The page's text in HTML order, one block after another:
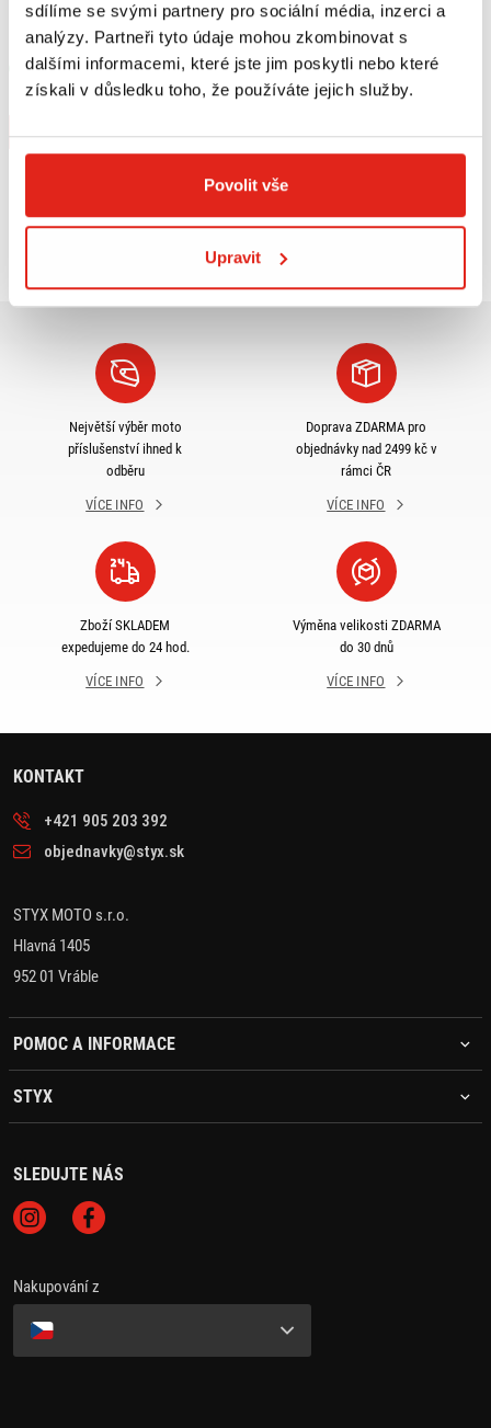
sdílíme se svými partnery pro sociální média, inzerci a
analýzy. Partneři tyto údaje mohou zkombinovat s
dalšími informacemi, které jste jim poskytli nebo které
získali v důsledku toho, že používáte jejich služby.
Povolit vše
Upravit
1 209 Kč s DPH
DÁRKOVÁ KARTA V HODNOTĚ 50 €
Skladem
V 4 prodejnách
Koupit
2 419 Kč s DPH
DÁRKOVÁ KARTA V HODNOTĚ 100 €
Skladem
V 4 prodejnách
Koupit
Prohlédli jste si6z6produktů
Největší výběr moto
příslušenství ihned k
odběru
VÍCE INFO
Doprava ZDARMA pro
objednávky nad 2499 kč v
rámci ČR
VÍCE INFO
Zboží SKLADEM
expedujeme do 24 hod.
VÍCE INFO
Výměna velikosti ZDARMA
do 30 dnů
VÍCE INFO
KONTAKT
+421 905 203 392
objednavky@styx.sk
STYX MOTO s.r.o.
Hlavná 1405
952 01 Vráble
POMOC A INFORMACE
STYX
SLEDUJTE NÁS
Nakupování z